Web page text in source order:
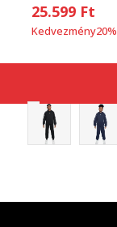
25.599 Ft
Kedvezmény20%